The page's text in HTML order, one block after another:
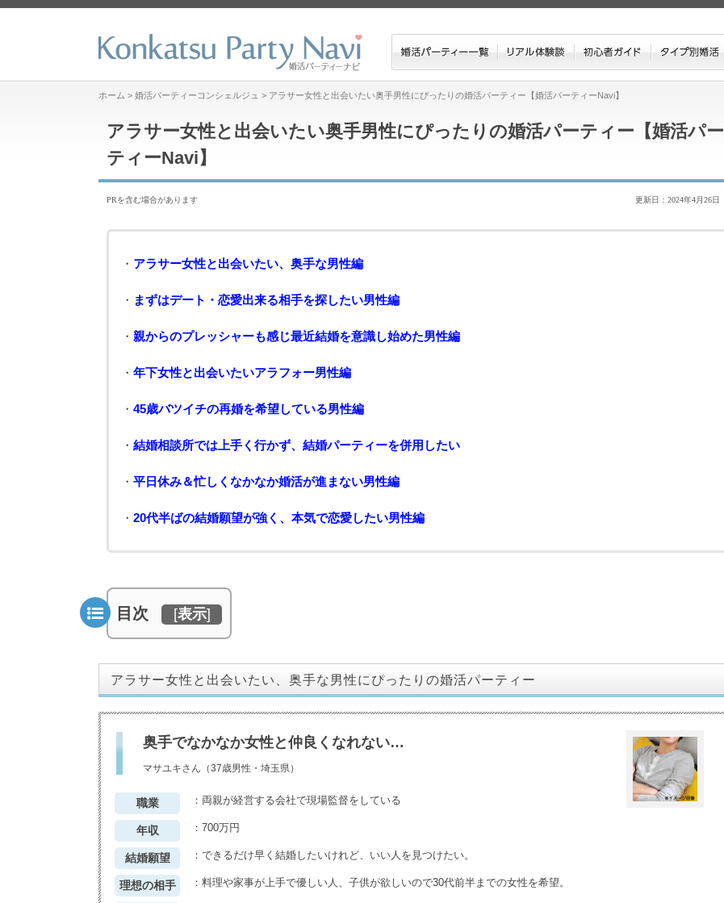
ホーム > 婚活パーティーコンシェルジュ > アラサー女性と出会いたい奥手男性にぴったりの婚活パーティー【婚活パーティーNavi】
アラサー女性と出会いたい奥手男性にぴったりの婚活パーティー【婚活パー
ティーNavi】
PRを含む場合があります 更新日：2024年4月26日
・ アラサー女性と出会いたい、奥手な男性編
・ まずはデート・恋愛出来る相手を探したい男性編
・ 親からのプレッシャーも感じ最近結婚を意識し始めた男性編
・ 年下女性と出会いたいアラフォー男性編
・ 45歳バツイチの再婚を希望している男性編
・ 結婚相談所では上手く行かず、結婚パーティーを併用したい
・ 平日休み＆忙しくなかなか婚活が進まない男性編
・ 20代半ばの結婚願望が強く、本気で恋愛したい男性編
目次 [表示]
アラサー女性と出会いたい、奥手な男性にぴったりの婚活パーティー
奥手でなかなか女性と仲良くなれない…
マサユキさん（37歳男性・埼玉県）
職業 ： 両親が経営する会社で現場監督をしている
年収 ： 700万円
結婚願望 ： できるだけ早く結婚したいけれど、いい人を見つけたい。
理想の相手 ： 料理や家事が上手で優しい人、子供が欲しいので30代前半までの女性を希望。